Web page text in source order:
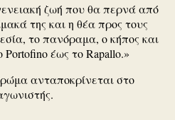
ζωή που θα περνά από
της και η θέα προς τους
το πανόραμα, ο κήπος και
έως το Rapallo.»
ανταποκρίνεται στο